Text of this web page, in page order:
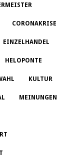
CORONAKRISE
EINZELHANDEL
HELOPONTE
KULTUR
MEINUNGEN